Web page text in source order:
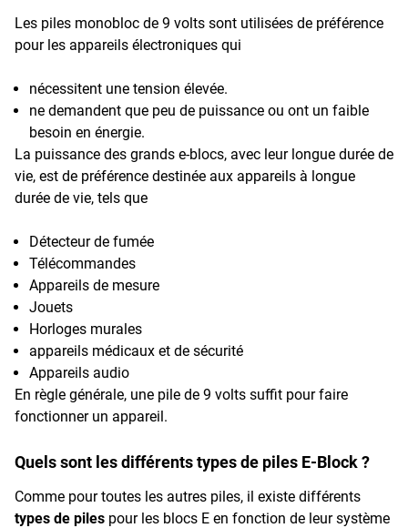
Les piles monobloc de 9 volts sont utilisées de préférence
pour les appareils électroniques qui
nécessitent une tension élevée.
ne demandent que peu de puissance ou ont un faible
besoin en énergie.
La puissance des grands e-blocs, avec leur longue durée de
vie, est de préférence destinée aux appareils à longue
durée de vie, tels que
Détecteur de fumée
Télécommandes
Appareils de mesure
Jouets
Horloges murales
appareils médicaux et de sécurité
Appareils audio
En règle générale, une pile de 9 volts suffit pour faire
fonctionner un appareil.
Quels sont les différents types de piles E-Block ?
Comme pour toutes les autres piles, il existe différents
types de piles pour les blocs E en fonction de leur système